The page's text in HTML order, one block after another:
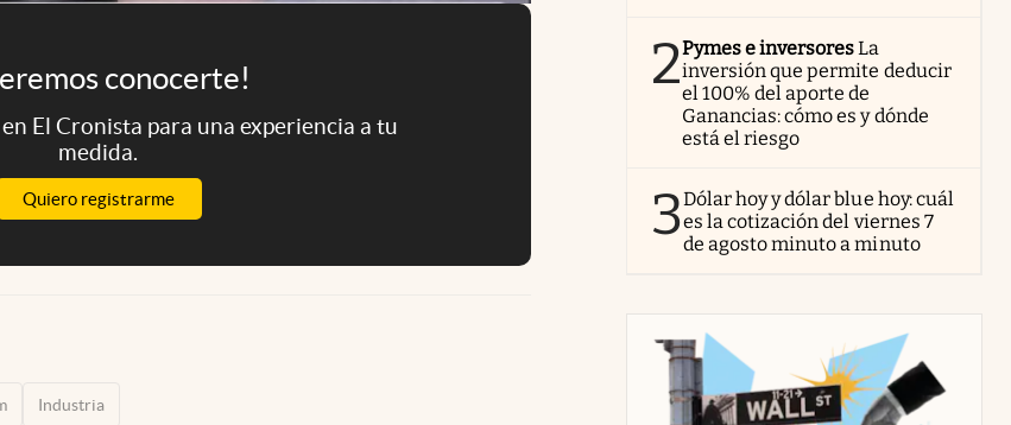
conocerte!
en El Cronista para una experiencia a tu
medida.
Quiero registrarme
Industria
2Pymes e inversoresLa
inversión que permite deducir
el 100% del aporte de
Ganancias: cómo es y dónde
está el riesgo
3Dólar hoy y dólar blue hoy: cuál
es la cotización del viernes 7
de agosto minuto a minuto